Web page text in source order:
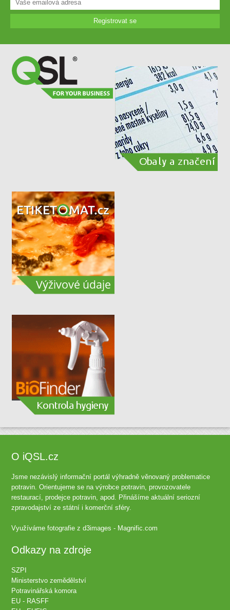
Registrovat se
O iQSL.cz
Jsme nezávislý informační portál výhradně věnovaný problematice
potravin. Orientujeme se na výrobce potravin, provozovatele
restaurací, prodejce potravin, apod. Přinášíme aktuální seriozní
zpravodajství ze státní i komerční sféry.
Využíváme fotografie zd3images - Magnific.com
Odkazy na zdroje
SZPI
Ministerstvo zemědělství
Potravinářská komora
EU - RASFF